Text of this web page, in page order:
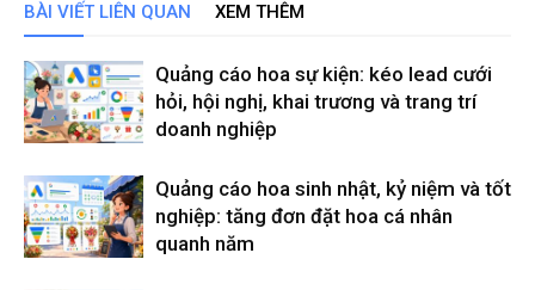
BÀI VIẾT LIÊN QUAN XEM THÊM
Quảng cáo hoa sự kiện: kéo lead cưới
hỏi, hội nghị, khai trương và trang trí
doanh nghiệp
Quảng cáo hoa sinh nhật, kỷ niệm và tốt
nghiệp: tăng đơn đặt hoa cá nhân
quanh năm